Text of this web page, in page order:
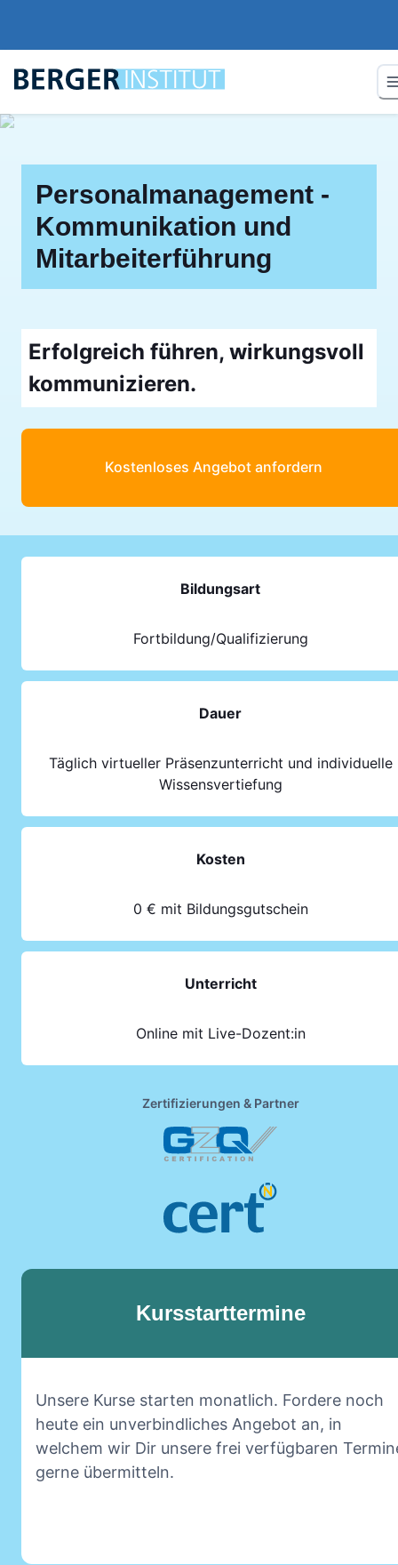
Personalmanagement -
Kommunikation und
Mitarbeiterführung
Erfolgreich führen, wirkungsvoll
kommunizieren.
Kostenloses Angebot anfordern
Bildungsart
Fortbildung/Qualifizierung
Dauer
Täglich virtueller Präsenzunterricht und individuelle
Wissensvertiefung
Kosten
0 € mit Bildungsgutschein
Unterricht
Online mit Live-Dozent:in
Zertifizierungen & Partner
Kursstarttermine
Unsere Kurse starten monatlich. Fordere noch
heute ein unverbindliches Angebot an, in
welchem wir Dir unsere frei verfügbaren
gerne übermitteln.